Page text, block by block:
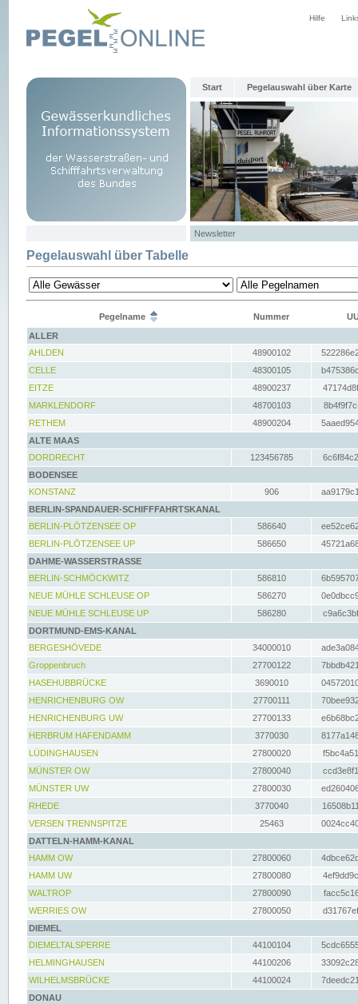
Hilfe
Start Pegelauswahl über Karte
Newsletter
Pegelauswahl über Tabelle
Pegelname Nummer
ALLER
AHLDEN
48900102
CELLE
48300105
EITZE
48900237
MARKLENDORF
48700103
RETHEM
48900204
ALTE MAAS
DORDRECHT
123456785
BODENSEE
KONSTANZ
906
BERLIN-SPANDAUER-SCHIFFFAHRTSKANAL
BERLIN-PLÖTZENSEE OP
586640
BERLIN-PLÖTZENSEE UP
586650
DAHME-WASSERSTRASSE
BERLIN-SCHMÖCKWITZ
586810
NEUE MÜHLE SCHLEUSE OP
586270
NEUE MÜHLE SCHLEUSE UP
586280
DORTMUND-EMS-KANAL
BERGESHÖVEDE
34000010
Groppenbruch
27700122
HASEHUBBRÜCKE
3690010
HENRICHENBURG OW
27700111
HENRICHENBURG UW
27700133
HERBRUM HAFENDAMM
3770030
LÜDINGHAUSEN
27800020
MÜNSTER OW
27800040
MÜNSTER UW
27800030
RHEDE
3770040
VERSEN TRENNSPITZE
25463
DATTELN-HAMM-KANAL
HAMM OW
27800060
HAMM UW
27800080
WALTROP
27800090
WERRIES OW
27800050
DIEMEL
DIEMELTALSPERRE
44100104
HELMINGHAUSEN
44100206
WILHELMSBRÜCKE
44100024
DONAU